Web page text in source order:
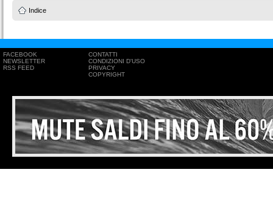
Indice
FACEBOOK
NEWSLETTER
RSS FEED
CONTATTI
CONDIZIONI D'USO
PRIVACY
COPYRIGHT